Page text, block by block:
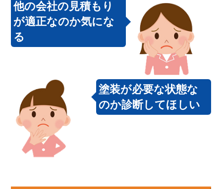
他の会社の見積もり
が適正なのか気にな
る
塗装が必要な状態な
のか診断してほしい